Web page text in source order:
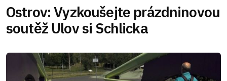
Ostrov: Vyzkoušejte prázdninovou
soutěž Ulov si Schlicka